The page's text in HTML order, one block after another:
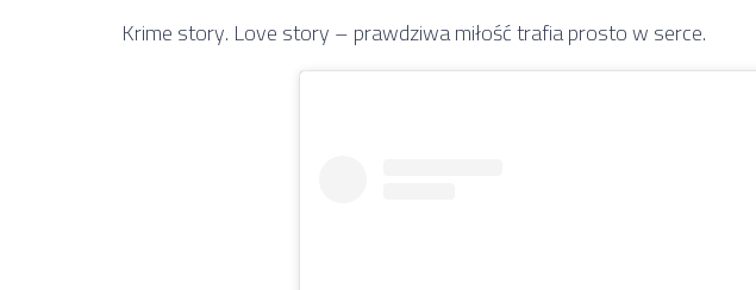
Krime story. Love story – prawdziwa miłość trafia prosto w serce.